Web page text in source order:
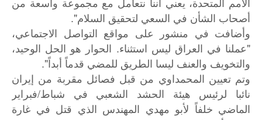
أصحاب الشأن في السعي لتحقيق السلام".
وأضافت في منشور على مواقع التواصل الاجتماعي،
"عملنا في العراق ليس استثناء. الحوار هو الحل الوحيد،
والتخويف والعنف ليسا الطريق للمضي قدماً أبداً".
وتم تعيين المحمداوي من قبل فصائل مقربة من إيران
نائبا لرئيس هيئة الحشد الشعبي في شباط/فبراير
الماضي خلفاً لأبو مهدي المهندس الذي قتل في غارة